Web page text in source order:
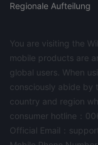
Regionale Aufteilung
You are visiting the
mobile products are
global users. When
consciously abide by
country and region
consumer hotline：
Official Email：